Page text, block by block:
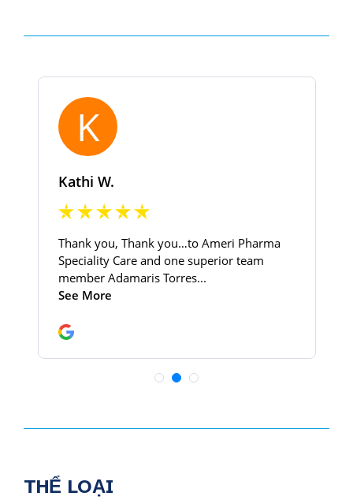
THỂ LOẠI